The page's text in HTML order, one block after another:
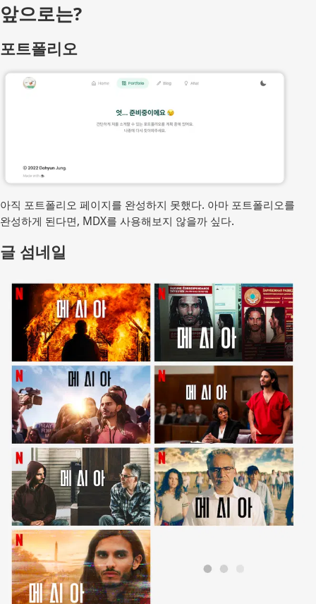
앞으로는?
포트폴리오
아직 포트폴리오 페이지를 완성하지 못했다. 아마 포트폴리오를
완성하게 된다면, MDX를 사용해보지 않을까 싶다.
글 섬네일